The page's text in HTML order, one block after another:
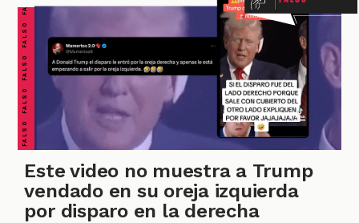
Este video no muestra a Trump
vendado en su oreja izquierda
por disparo en la derecha